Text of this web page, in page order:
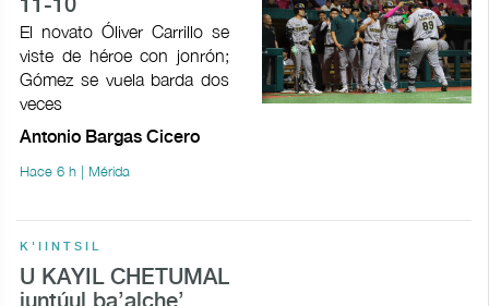
11-10
El novato Óliver Carrillo se
viste de héroe con jonrón;
Gómez se vuela barda dos
veces
Antonio Bargas Cicero
Hace 6 h | Mérida
K'IINTSIL
U KAYIL CHETUMAL